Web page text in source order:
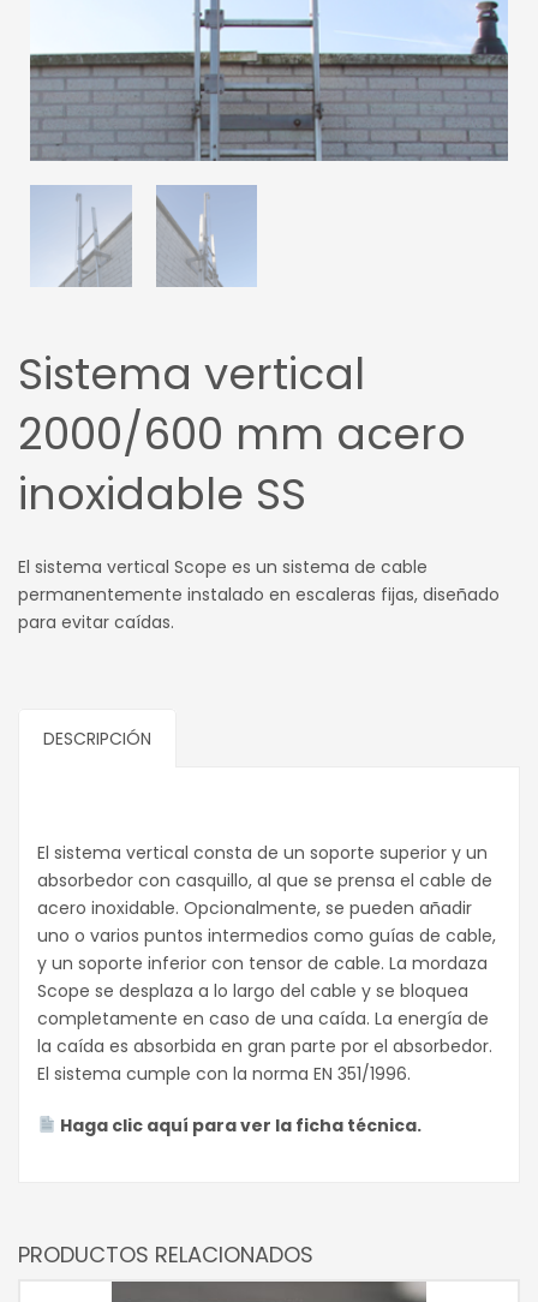
Sistema vertical
2000/600 mm acero
inoxidable SS
El sistema vertical Scope es un sistema de cable
permanentemente instalado en escaleras fijas, diseñado
para evitar caídas.
DESCRIPCIÓN
El sistema vertical consta de un soporte superior y un
absorbedor con casquillo, al que se prensa el cable de
acero inoxidable. Opcionalmente, se pueden añadir
uno o varios puntos intermedios como guías de cable,
y un soporte inferior con tensor de cable. La mordaza
Scope se desplaza a lo largo del cable y se bloquea
completamente en caso de una caída. La energía de
la caída es absorbida en gran parte por el absorbedor.
El sistema cumple con la norma EN 351/1996.
Haga clic aquí para ver la ficha técnica.
PRODUCTOS RELACIONADOS